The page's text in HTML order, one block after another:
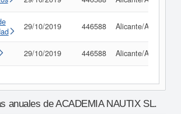
29/10/2019 446588 Alicante/Alacant
29/10/2019 446588 Alicante/Alacant
anuales de ACADEMIA NAUTIX SL.